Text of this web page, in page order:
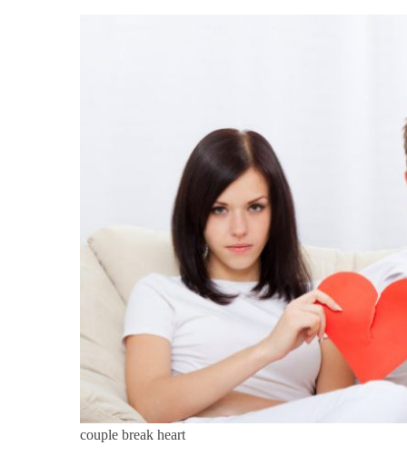
couple break heart